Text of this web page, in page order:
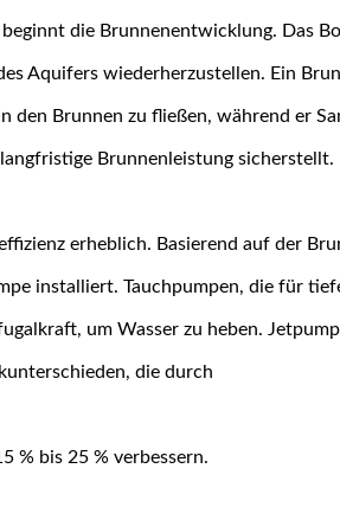
die Brunnenentwicklung. Das
Aquifers wiederherzustellen. Ein
den Brunnen zu fließen, während er
Brunnenleistung sicherstellt.
erheblich. Basierend auf der
installiert. Tauchpumpen, die für
um Wasser zu heben.
die durch
% bis 25 % verbessern.